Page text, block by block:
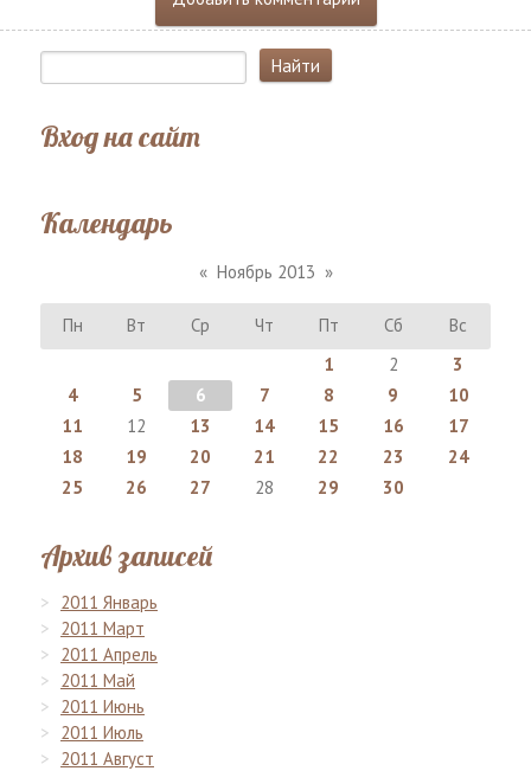
Вход на сайт
Календарь
« Ноябрь 2013 »
Пн Вт Ср Чт Пт Сб
Вс
1
2
3
4
5 6 7 8 9
10
11
12 13 14 15 16
17
18
19 20 21 22 23
24
25
26 27 28 29 30
Архив записей
2011 Январь
2011 Март
2011 Апрель
2011 Май
2011 Июнь
2011 Июль
2011 Август